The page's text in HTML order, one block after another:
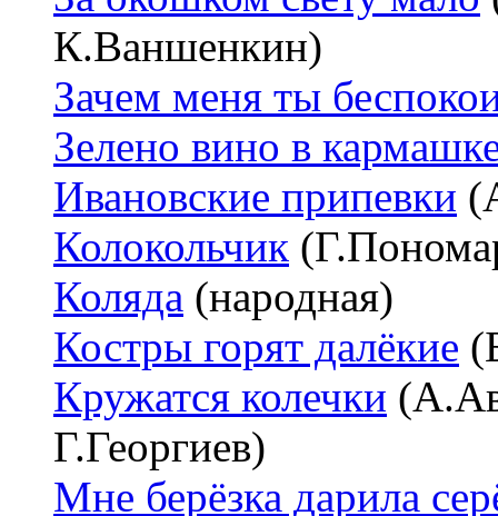
К.Ваншенкин)
Зачем меня ты
Зелено вино в
Ивановские припевки
Колокольчик
Коляда (народная)
Костры горят далёкие
Кружатся колечки
Г.Георгиев)
Мне берёзка дарила